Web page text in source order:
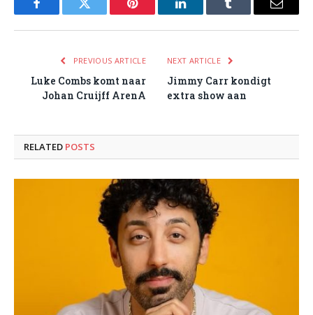
FacebookTwitter Pinterest LinkedInTumblr Email
PREVIOUS ARTICLE
Luke Combs komt naar
Johan Cruijff ArenA
NEXT ARTICLE
Jimmy Carr kondigt
extra show aan
RELATED POSTS